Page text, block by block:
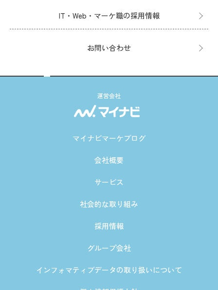
IT・Web・マーケ職の採用情報
お問い合わせ
運営会社
マイナビマーケブログ
会社概要
サービス
社会的な取り組み
採用情報
グループ会社
インフォマティブデータの取り扱いについて